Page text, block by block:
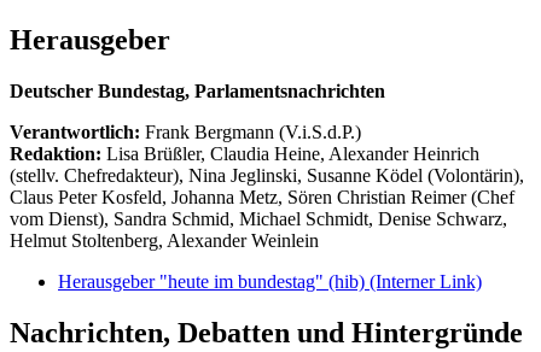
Herausgeber
Deutscher Bundestag, Parlamentsnachrichten
Verantwortlich: Frank Bergmann (V.i.S.d.P.)
Redaktion: Lisa Brüßler, Claudia Heine, Alexander Heinrich
(stellv. Chefredakteur), Nina Jeglinski, Susanne Ködel (Volontärin),
Claus Peter Kosfeld, Johanna Metz, Sören Christian Reimer (Chef
vom Dienst), Sandra Schmid, Michael Schmidt, Denise Schwarz,
Helmut Stoltenberg, Alexander Weinlein
Herausgeber "heute im bundestag" (hib) (Interner Link)
Nachrichten, Debatten und Hintergründe